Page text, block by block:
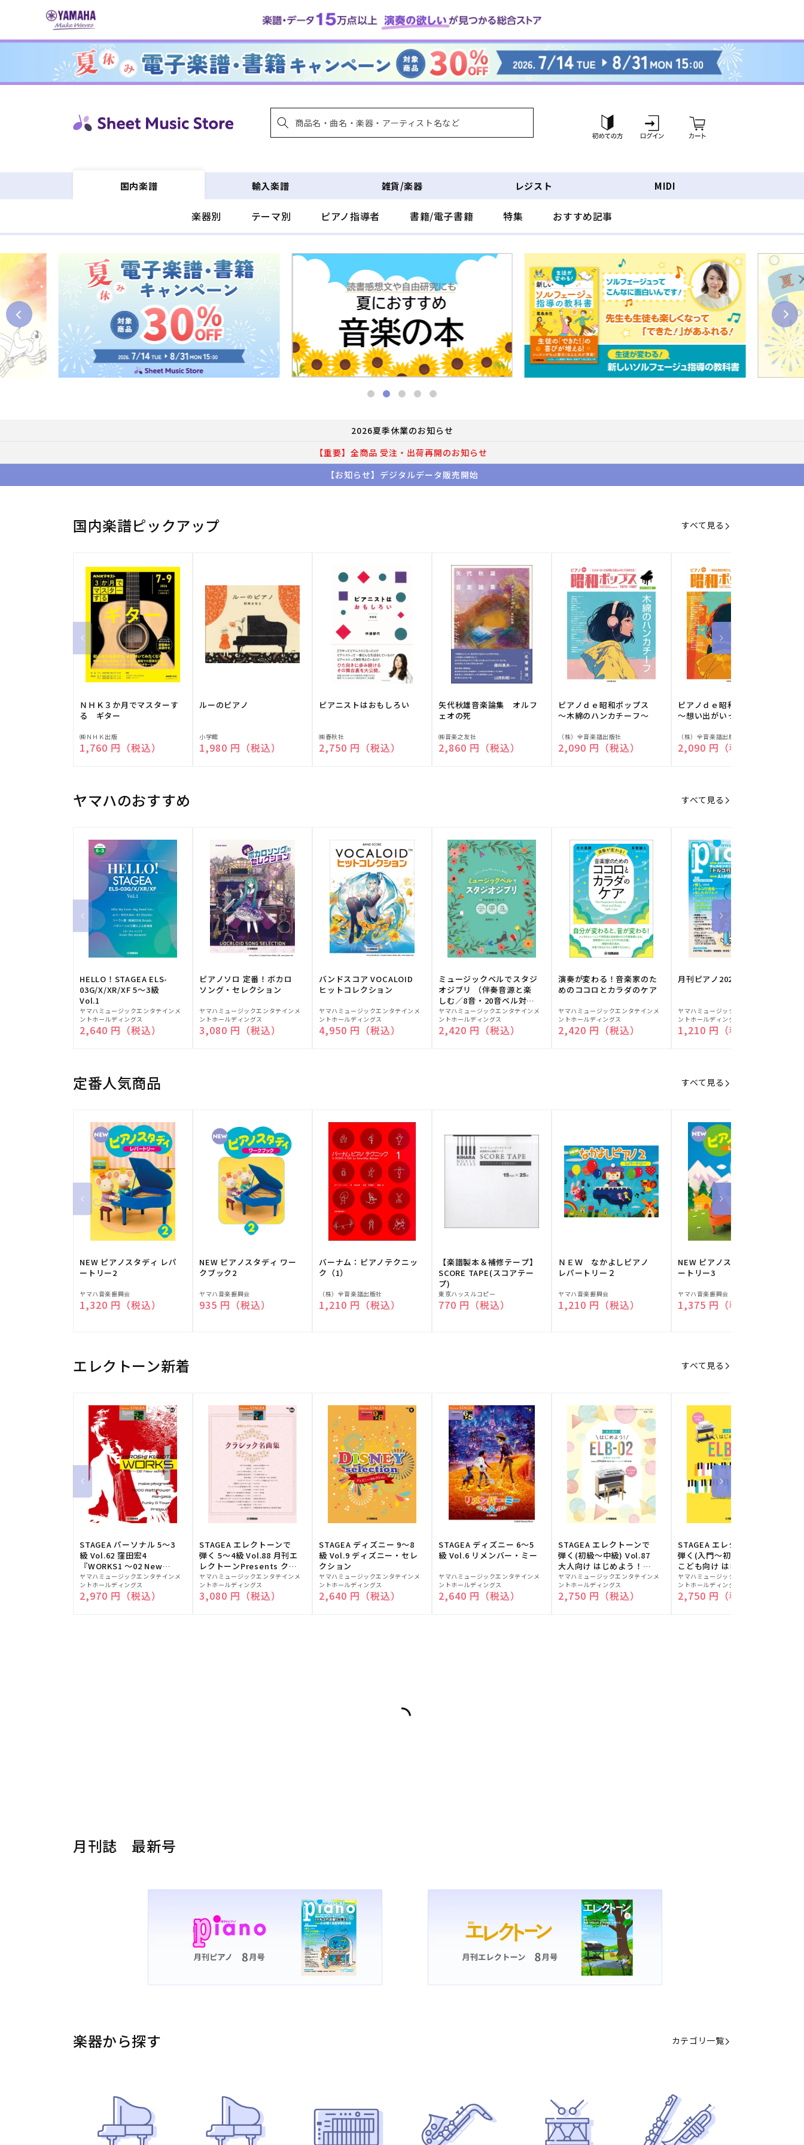
ンツに
グ
イ
ー
ト
国内楽譜
楽器別 テーマ別 ピアノ指導者 書籍/電子書籍 特集 おすすめ記事
輸入楽譜 雑貨/楽器 レジスト MIDI
2026夏季休業のお知らせ
【重要】全商品 受注・出荷再開のお知らせ
【お知らせ】デジタルデータ販売開始
国内楽譜ピックアップ すべて見る
ＮＨＫ３か月でマスターす
る ギター
販
売
㈱ＮＨＫ出版
通常価格
1,760 円（税込）
ルーのピアノ
販
売
小学館
通常価格
1,980 円（税込）
ピアニストはおもしろい
販
売
㈱春秋社
通常価格
2,750 円（税込）
矢代秋雄音楽論集 オルフ
ェオの死
販
売
㈱音楽之友社
通常価格
2,860 円（税込）
ピアノｄｅ昭和ポップス
～木綿のハンカチーフ～
販
売
（株）全音楽譜出版社
通常価格
2,090 円（税込）
ピアノｄｅ昭和ポップス
～想い出がいっぱい～
販
売
（株）全音楽譜出版社
通常価格
2,090 円（税込）
ヤマハのおすすめ すべて見る
HELLO！STAGEA ELS-
03G/X/XR/XF 5～3級
Vol.1
販
売
元:
ヤマハミュージックエンタテインメ
ントホールディングス
通常価格
2,640 円（税込）
ピアノソロ 定番！ボカロ
ソング・セレクション
販
売
元:
ヤマハミュージックエンタテインメ
ントホールディングス
通常価格
3,080 円（税込）
バンドスコア VOCALOID
ヒットコレクション
販
売
元:
ヤマハミュージックエンタテインメ
ントホールディングス
通常価格
4,950 円（税込）
ミュージックベルでスタジ
オジブリ （伴奏音源と楽
しむ／8音・20音ベル対応
／ドレミふりがな付）
販
売
元:
ヤマハミュージックエンタテインメ
ントホールディングス
通常価格
2,420 円（税込）
演奏が変わる！音楽家のた
めのココロとカラダのケア
販
売
元:
ヤマハミュージックエンタテインメ
ントホールディングス
通常価格
2,420 円（税込）
月刊ピアノ2026年8月号
販
売
元:
ヤマハミュージックエンタテインメ
ントホールディングス
通常価格
1,210 円（税込）
定番人気商品 すべて見る
NEW ピアノスタディ レパ
ートリー2
販
売
ヤマハ音楽振興会
通常価格
1,320 円（税込）
NEW ピアノスタディ ワー
クブック2
販
売
ヤマハ音楽振興会
通常価格
935 円（税込）
バーナム：ピアノテクニッ
ク（1）
販
売
（株）全音楽譜出版社
通常価格
1,210 円（税込）
【楽譜製本＆補修テープ】
SCORE TAPE(スコアテー
プ)
販
売
東京ハッスルコピー
通常価格
770 円（税込）
ＮＥＷ なかよしピアノ
レパートリー２
販
売
ヤマハ音楽振興会
通常価格
1,210 円（税込）
NEW ピアノスタディ レパ
ートリー3
販
売
ヤマハ音楽振興会
通常価格
1,375 円（税込）
エレクトーン新着 すべて見る
STAGEA パーソナル 5～3
級 Vol.62 窪田宏4
『WORKS1 ～02 New
edition～』
販
売
元:
ヤマハミュージックエンタテインメ
ントホールディングス
通常価格
2,970 円（税込）
STAGEA エレクトーンで
弾く 5～4級 Vol.88 月刊エ
レクトーンPresents クラ
シック名曲集
販
売
元:
ヤマハミュージックエンタテインメ
ントホールディングス
通常価格
3,080 円（税込）
STAGEA ディズニー 9～8
級 Vol.9 ディズニー・セレ
クション
販
売
元:
ヤマハミュージックエンタテインメ
ントホールディングス
通常価格
2,640 円（税込）
STAGEA ディズニー 6～5
級 Vol.6 リメンバー・ミー
販
売
元:
ヤマハミュージックエンタテインメ
ントホールディングス
通常価格
2,640 円（税込）
STAGEA エレクトーンで
弾く(初級～中級) Vol.87
大人向け はじめよう！
ELB-02(楽器のトリセツ
付)
販
売
元:
ヤマハミュージックエンタテインメ
ントホールディングス
通常価格
2,750 円（税込）
STAGEA エレクトーンで
弾く(入門～初級) Vol.86
こども向け はじめよう！
ELB-02(楽器のトリセツ
付)
販
売
元:
ヤマハミュージックエンタテインメ
ントホールディングス
通常価格
2,750 円（税込）
月刊誌 最新号
楽器から探す カテゴリ一覧